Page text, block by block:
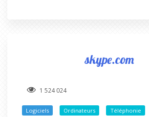
skype.com
1 524 024
Logiciels Ordinateurs
Téléphonie